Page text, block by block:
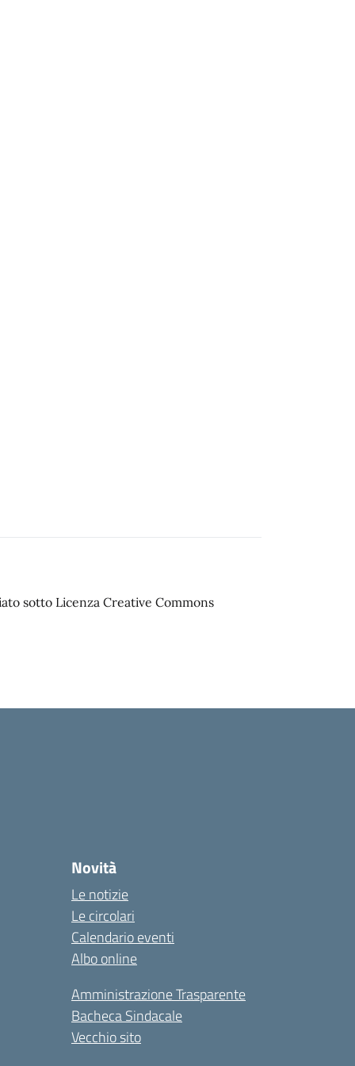
sotto Licenza Creative Commons
Novità
Le notizie
Le circolari
Calendario eventi
Albo online
Amministrazione Trasparente
Bacheca Sindacale
Vecchio sito